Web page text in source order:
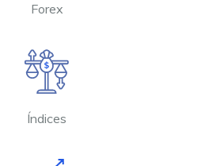
Forex
Índices